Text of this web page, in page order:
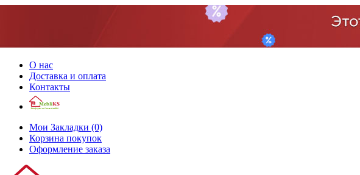
О нас
Доставка и оплата
Контакты
Мои Закладки (0)
Корзина покупок
Оформление заказа